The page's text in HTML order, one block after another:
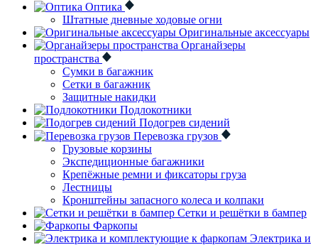
Оптика
Штатные дневные ходовые огни
Оригинальные аксессуары
Органайзеры
пространства
Сумки в багажник
Сетки в багажник
Защитные накидки
Подлокотники
Подогрев сидений
Перевозка грузов
Грузовые корзины
Экспедиционные багажники
Крепёжные ремни и фиксаторы груза
Лестницы
Кронштейны запасного колеса и колпаки
Сетки и решётки в бампер
Фаркопы
Электрика и